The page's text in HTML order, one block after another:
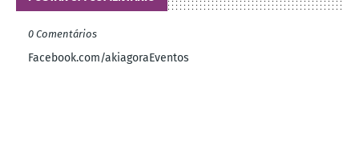
0 Comentários
Facebook.com/akiagoraEventos